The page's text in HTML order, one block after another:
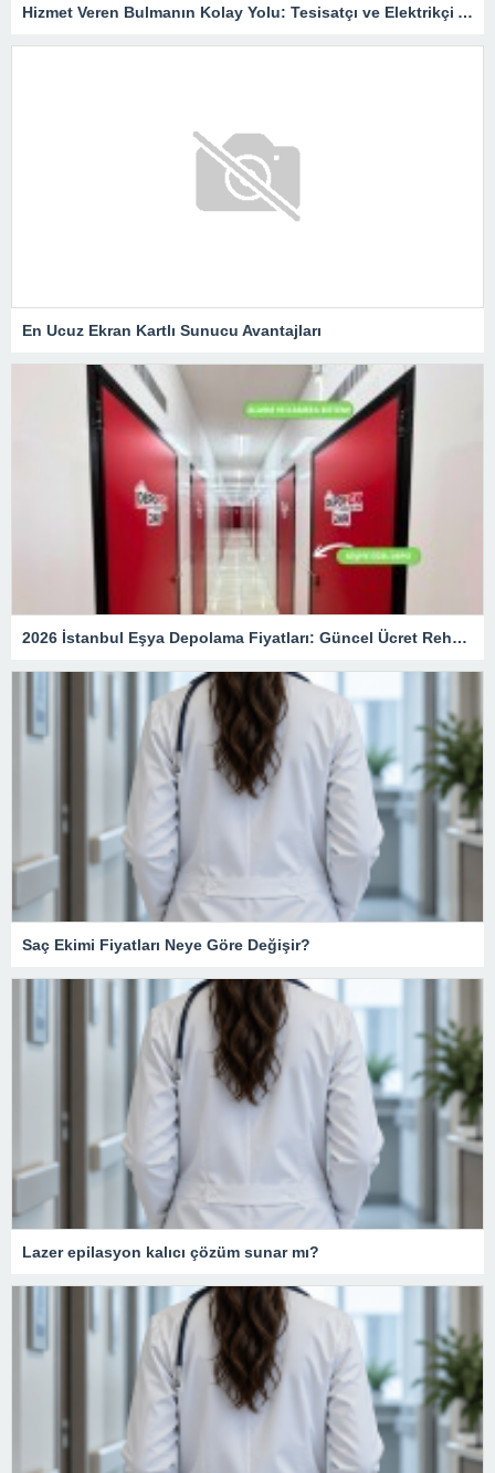
Hizmet Veren Bulmanın Kolay Yolu: Tesisatçı ve Elektrikçi Ararken Nelere Dikkat Edilmeli?
En Ucuz Ekran Kartlı Sunucu Avantajları
2026 İstanbul Eşya Depolama Fiyatları: Güncel Ücret Rehberi
Saç Ekimi Fiyatları Neye Göre Değişir?
Lazer epilasyon kalıcı çözüm sunar mı?